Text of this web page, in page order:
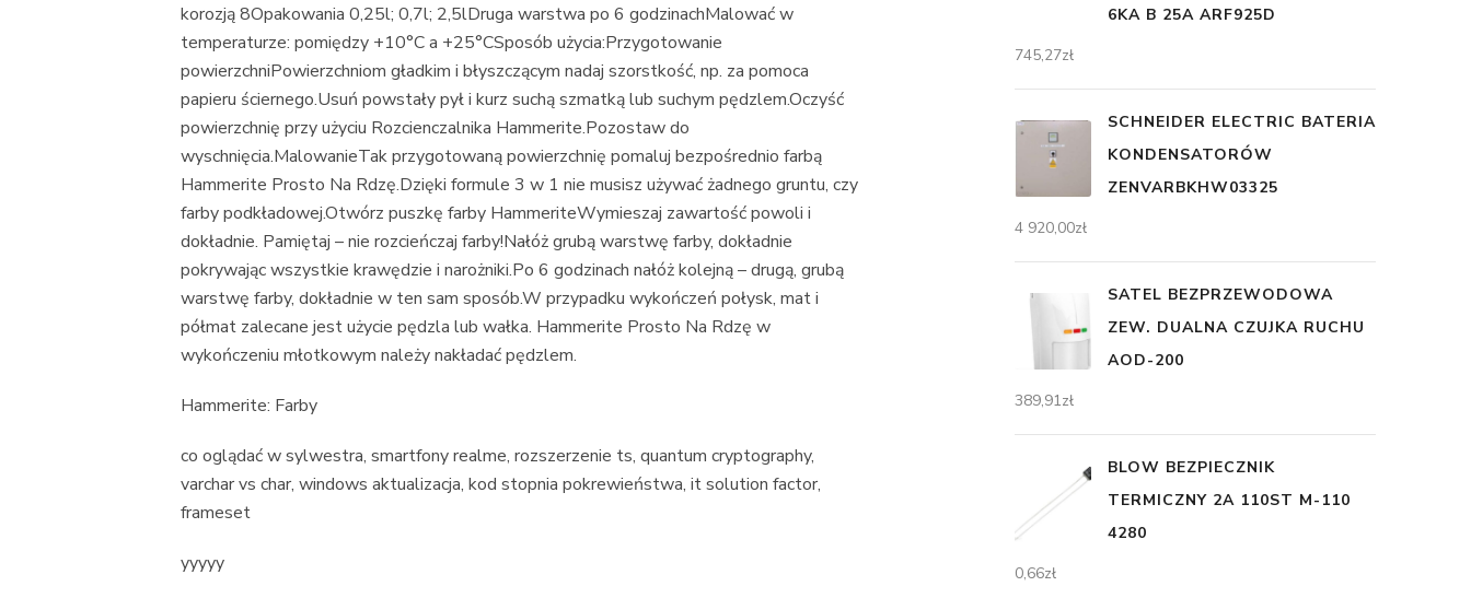
korozją 8Opakowania 0,25l; 0,7l; 2,5lDruga warstwa po 6 godzinachMalować w
temperaturze: pomiędzy +10°C a +25°CSposób użycia:Przygotowanie
powierzchniPowierzchniom gładkim i błyszczącym nadaj szorstkość, np. za pomoca
papieru ściernego.Usuń powstały pył i kurz suchą szmatką lub suchym pędzlem.Oczyść
powierzchnię przy użyciu Rozcienczalnika Hammerite.Pozostaw do
wyschnięcia.MalowanieTak przygotowaną powierzchnię pomaluj bezpośrednio farbą
Hammerite Prosto Na Rdzę.Dzięki formule 3 w 1 nie musisz używać żadnego gruntu, czy
farby podkładowej.Otwórz puszkę farby HammeriteWymieszaj zawartość powoli i
dokładnie. Pamiętaj – nie rozcieńczaj farby!Nałóż grubą warstwę farby, dokładnie
pokrywając wszystkie krawędzie i narożniki.Po 6 godzinach nałóż kolejną – drugą, grubą
warstwę farby, dokładnie w ten sam sposób.W przypadku wykończeń połysk, mat i
półmat zalecane jest użycie pędzla lub wałka. Hammerite Prosto Na Rdzę w
wykończeniu młotkowym należy nakładać pędzlem.
Hammerite: Farby
co oglądać w sylwestra, smartfony realme, rozszerzenie ts, quantum cryptography,
varchar vs char, windows aktualizacja, kod stopnia pokrewieństwa, it solution factor,
frameset
yyyyy
6KA B 25A ARF925D
745,27zł
SCHNEIDER ELECTRIC BATERIA
KONDENSATORÓW
ZENVARBKHW03325
4 920,00zł
SATEL BEZPRZEWODOWA
ZEW. DUALNA CZUJKA RUCHU
AOD-200
389,91zł
BLOW BEZPIECZNIK
TERMICZNY 2A 110ST M-110
4280
0,66zł